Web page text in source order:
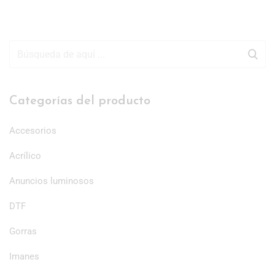
Categorías del producto
Accesorios
Acrílico
Anuncios luminosos
DTF
Gorras
Imanes